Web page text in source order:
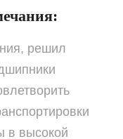
решил
в высокой